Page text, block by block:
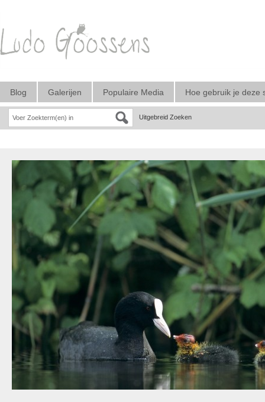
Blog Galerijen Populaire Media Hoe gebruik je deze
Uitgebreid Zoeken